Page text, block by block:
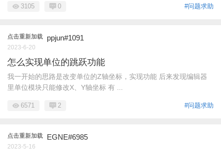
#问题求助
3105 0
点击重新加载 ppjun#1091
2023-6-20
怎么实现单位的跳跃功能
我一开始的思路是改变单位的Z轴坐标，实现功能 后来发现编辑器
里单位模块只能修改X、Y轴坐标 有 ...
#问题求助
6571 2
点击重新加载 EGNE#6985
2023-5-16